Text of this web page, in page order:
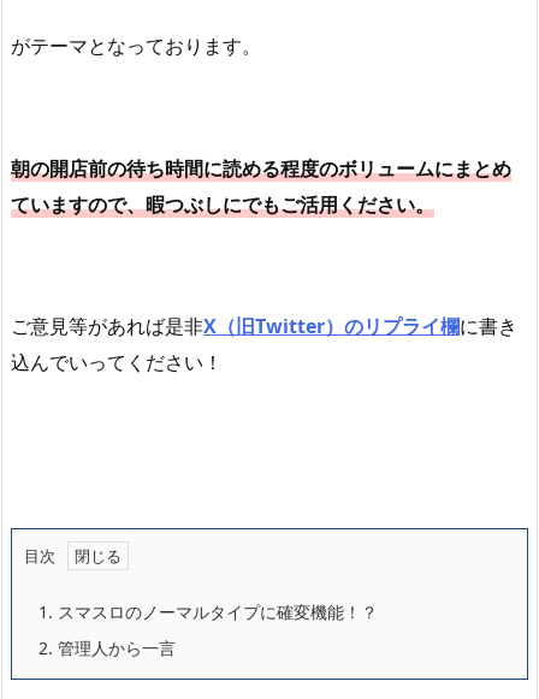
がテーマとなっております。
朝の開店前の待ち時間に読める程度のボリュームにまとめ
ていますので、暇つぶしにでもご活用ください。
ご意見等があれば是非X（旧Twitter）のリプライ欄に書き
込んでいってください！
目次
1. スマスロのノーマルタイプに確変機能！？
2. 管理人から一言